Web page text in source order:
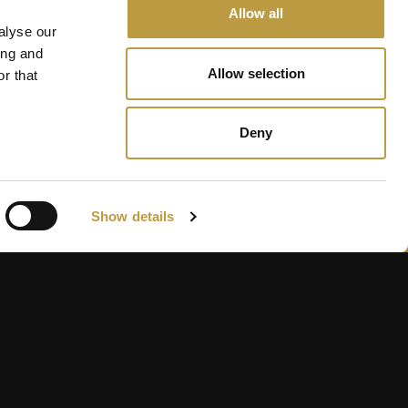
our
and
that
Show details
Allow all
Allow selection
Deny